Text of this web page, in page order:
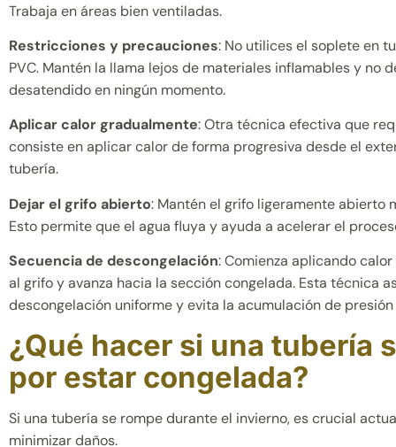
Trabaja en áreas bien ventiladas.
Restricciones y precauciones: No utilices el soplete en
PVC. Mantén la llama lejos de materiales inflamables y no
desatendido en ningún momento.
Aplicar calor gradualmente: Otra técnica efectiva que
consiste en aplicar calor de forma progresiva desde el
tubería.
Dejar el grifo abierto: Mantén el grifo ligeramente abierto
Esto permite que el agua fluya y ayuda a acelerar el
Secuencia de descongelación: Comienza aplicando
al grifo y avanza hacia la sección congelada. Esta técnica
descongelación uniforme y evita la acumulación de
¿Qué hacer si una tubería
por estar congelada?
Si una tubería se rompe durante el invierno, es crucial
minimizar daños.